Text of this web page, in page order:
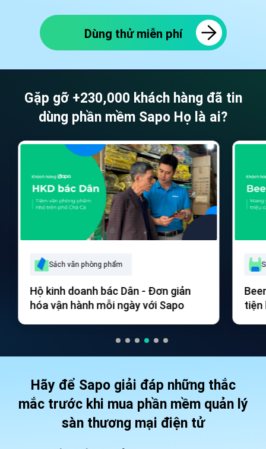
Dùng thử miễn phí
Gặp gỡ +230,000 khách hàng đã tin
dùng phần mềm Sapo Họ là ai?
Sách văn phòng phẩm
Hộ kinh doanh bác Dân - Đơn giản
hóa vận hành mỗi ngày với Sapo
tiện
Hãy để Sapo giải đáp những thắc
mắc trước khi mua phần mềm quản lý
sàn thương mại điện tử